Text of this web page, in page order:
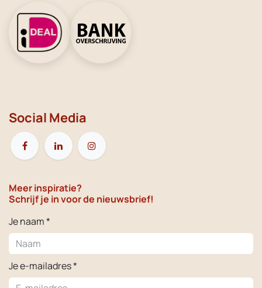
Social Media
Meer inspiratie?
Schrijf je in voor de nieuwsbrief!
Je naam *
Je e-mailadres *